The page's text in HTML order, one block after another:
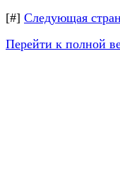
[#] Следующая
Перейти к полной